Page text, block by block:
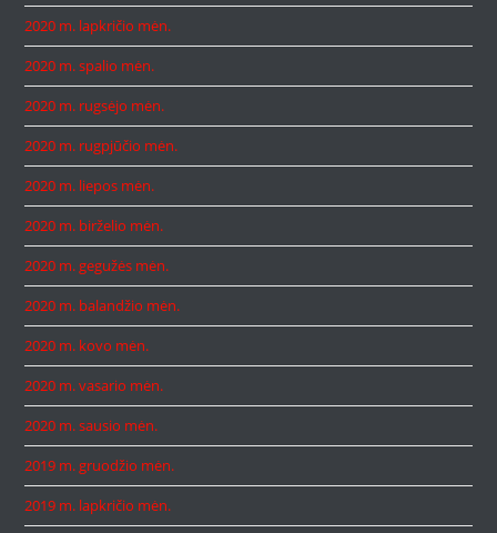
2020 m. lapkričio mėn.
2020 m. spalio mėn.
2020 m. rugsėjo mėn.
2020 m. rugpjūčio mėn.
2020 m. liepos mėn.
2020 m. birželio mėn.
2020 m. gegužės mėn.
2020 m. balandžio mėn.
2020 m. kovo mėn.
2020 m. vasario mėn.
2020 m. sausio mėn.
2019 m. gruodžio mėn.
2019 m. lapkričio mėn.